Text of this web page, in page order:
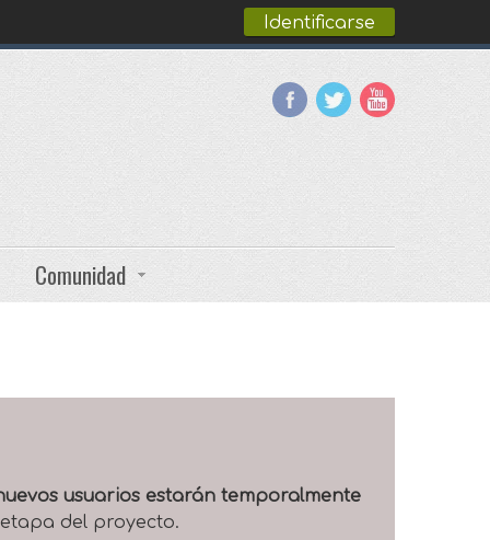
Identificarse
Comunidad
usuarios estarán temporalmente
del proyecto.